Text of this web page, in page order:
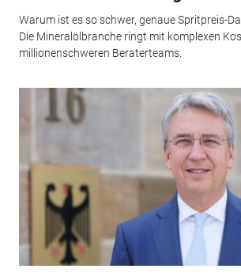
Warum ist es so schwer, genaue Spritpreis-
Die Mineralölbranche ringt mit komplexen
millionenschweren Beraterteams.